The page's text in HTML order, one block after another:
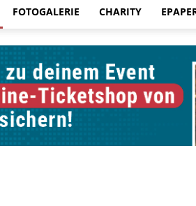
FOTOGALERIE CHARITY